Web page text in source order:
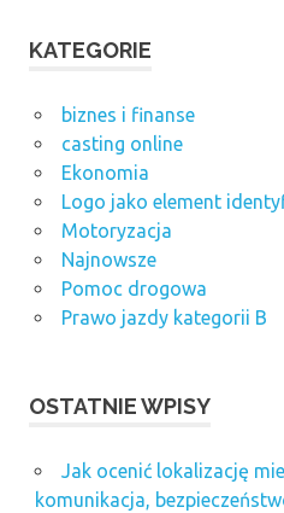
KATEGORIE
biznes i finanse
casting online
Ekonomia
Logo jako element
Motoryzacja
Najnowsze
Pomoc drogowa
Prawo jazdy kategorii B
OSTATNIE WPISY
Jak ocenić lokalizację
komunikacja,